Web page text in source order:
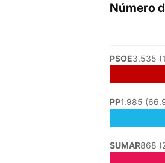
Número
PSOE3.535
PP1.985
SUMAR868